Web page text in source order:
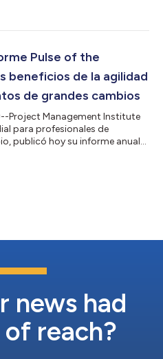
una organización sin fines de
académicos y otras partes
Pulse of the
beneficios de la agilidad
de grandes cambios
Project Management Institute
para profesionales de
publicó hoy su informe anual
la altura del desafío. De hecho,
adelante, el 73 por ciento
news had
reach?